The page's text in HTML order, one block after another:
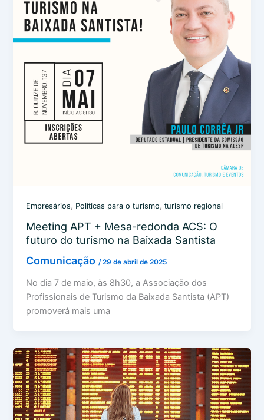
Empresários, Políticas para o turismo,turismo regional
Meeting APT + Mesa-redonda ACS: O
futuro do turismo na Baixada Santista
Comunicação /29 de abril de 2025
No dia 7 de maio, às 8h30, a Associação dos
Profissionais de Turismo da Baixada Santista (APT)
promoverá mais uma